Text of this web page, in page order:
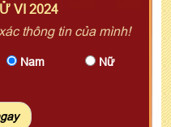
VI 2024
thông tin của mình!
Nam Nữ